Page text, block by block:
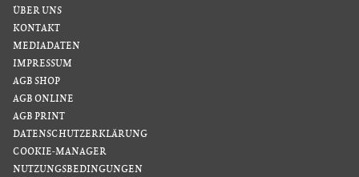
ÜBER UNS
KONTAKT
MEDIADATEN
IMPRESSUM
AGB SHOP
AGB ONLINE
AGB PRINT
DATENSCHUTZERKLÄRUNG
COOKIE-MANAGER
NUTZUNGSBEDINGUNGEN